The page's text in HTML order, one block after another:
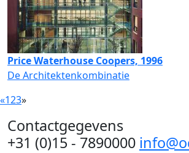
Price Waterhouse Coopers, 1996
De Architektenkombinatie
«123»
Contactgegevens
+31 (0)15 - 7890000